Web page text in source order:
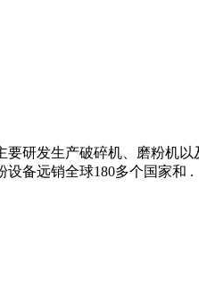
研发生产破碎机、磨粉机
备远销全球180多个国家和 .